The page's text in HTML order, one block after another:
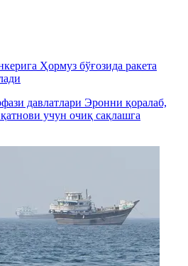
Ҳормуз бўғозида ракета
давлатлари Эронни қоралаб,
учун очиқ сақлашга